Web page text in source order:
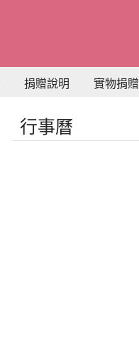
捐贈說明 實物捐贈
行事曆